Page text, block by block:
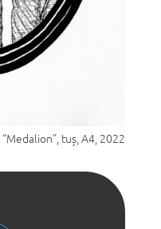
“Medalion”, tuș, A4, 2022